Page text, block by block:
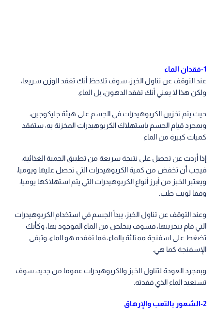
1-فقدان الماء
عند التوقف عن تناول الخبز، سوف تلاحظ أنك تفقد الوزن سريعا،
ولكن هذا لا يعني أنك تفقد الدهون، بل الماء.
حيث يتم تخزين الكربوهيدرات في الجسم على هيئة جليكوجين،
وبمجرد قيام الجسم باستهلاك الكربوهيدرات المخزنة به، ستفقد
كميات كبيرة من الماء
إذا أردت عن تحصل على نتيجة سريعة من تطبيق الحمية الغذائية،
فيجب أن تخفض من كمية الكربوهيدرات التي تحصل عليها ويوميا،
ويعتبر الخبز من أبرز أنواع الكربوهيدرات التي يتم استهلاكها يوميا،
وفقا لويب طب.
وعند التوقف عن تناول الخبز، يبدأ الجسم في استخدام الكربوهيدرات
التي قام بتخزينها، فسوف يتخلص من الماء الموجود بها، وكأنك
تضغط على اسفنجة ممتلئة بالماء، فما تفقده هو الماء، وتبقى
الإسفنجة كما هي.
وبمجرد العودة لتناول الخبز والكربوهيدرات عموما من جديد، سوف
تستعيد الماء الذي فقدته.
2-الشعور بالتعب والإرهاق